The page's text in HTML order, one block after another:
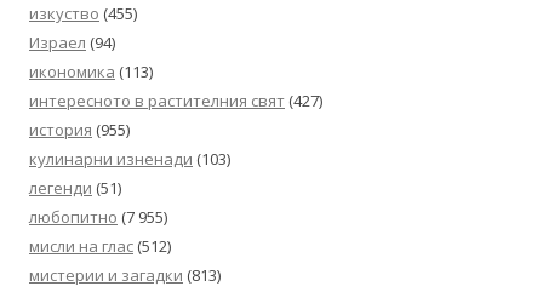
изкуство (455)
Израел (94)
икономика (113)
интересното в растителния свят (427)
история (955)
кулинарни изненади (103)
легенди (51)
любопитно (7 955)
мисли на глас (512)
мистерии и загадки (813)